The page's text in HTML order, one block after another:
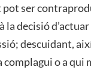
ser
decisió
descuidant,
complagui o a qui